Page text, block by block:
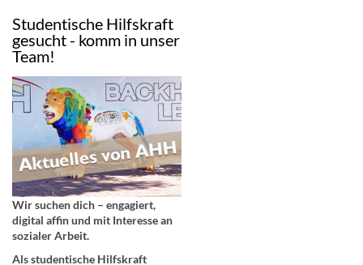
Studentische Hilfskraft
gesucht - komm in unser
Team!
Wir suchen dich – engagiert,
digital affin und mit Interesse an
sozialer Arbeit.
Als studentische Hilfskraft